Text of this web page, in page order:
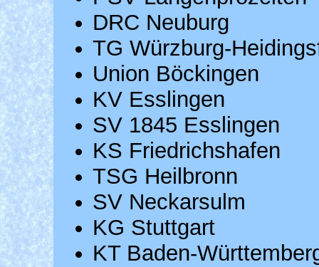
DRC Neuburg
TG Würzburg-
Union Böckingen
KV Esslingen
SV 1845 Esslingen
KS Friedrichshafen
TSG Heilbronn
SV Neckarsulm
KG Stuttgart
KT Baden-